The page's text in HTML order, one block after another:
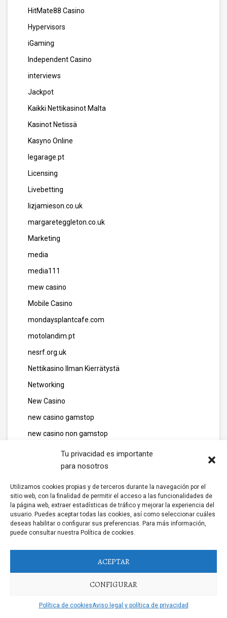
Tu privacidad es importante
para nosotros
Utilizamos cookies propias y de terceros durante la navegación por el
sitio web, con la finalidad de permitir el acceso a las funcionalidades de
la página web, extraer estadísticas de tráfico y mejorar la experiencia del
usuario. Puedes aceptar todas las cookies, así como seleccionar cuáles
deseas habilitar o configurar sus preferencias. Para más información,
puede consultar nuestra Política de cookies.
ACEPTAR
CONFIGURAR
Política de cookiesAviso legal y política de privacidad
HitMate88 Casino
Hypervisors
iGaming
Independent Casino
interviews
Jackpot
Kaikki Nettikasinot Malta
Kasinot Netissä
Kasyno Online
legarage.pt
Licensing
Livebetting
lizjamieson.co.uk
margareteggleton.co.uk
Marketing
media
media111
mew casino
Mobile Casino
mondaysplantcafe.com
motolandim.pt
nesrf.org.uk
Nettikasino Ilman Kierrätystä
Networking
New Casino
new casino gamstop
new casino non gamstop
new casino online
new gambling platfom
new non gamstop casinos
News
news011
news06